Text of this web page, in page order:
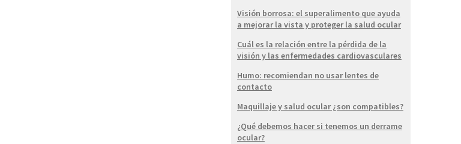
Visión borrosa: el superalimento que ayuda
a mejorar la vista y proteger la salud ocular
Cuál es la relación entre la pérdida de la
visión y las enfermedades cardiovasculares
Humo: recomiendan no usar lentes de
contacto
Maquillaje y salud ocular ¿son compatibles?
¿Qué debemos hacer si tenemos un derrame
ocular?